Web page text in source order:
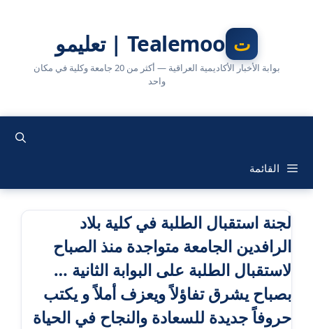
Tealemoo | تعليمو
بوابة الأخبار الأكاديمية العراقية — أكثر من 20 جامعة وكلية في مكان
واحد
القائمة
لجنة استقبال الطلبة في كلية بلاد
الرافدين الجامعة متواجدة منذ الصباح
لاستقبال الطلبة على البوابة الثانية …
بصباح يشرق تفاؤلاً ويعزف أملاً و يكتب
حروفاً جديدة للسعادة والنجاح في الحياة